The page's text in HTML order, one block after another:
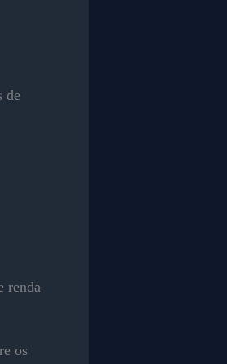
de
renda
os